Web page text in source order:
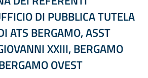
DI PUBBLICA TUTELA
ATS BERGAMO, ASST
XXIII, BERGAMO
OVEST